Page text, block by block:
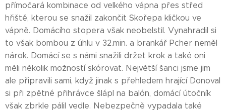
přímočará kombinace od velkého vápna přes střed
hřiště, kterou se snažil zakončit Skořepa kličkou ve
vápně. Domácího stopera však neobelstil. Vynahradil si
to však bombou z úhlu v 32.min. a brankář Pcher neměl
nárok. Domácí se s námi snažili držet krok a také oni
měli několik možností skórovat. Největší šanci jsme jim
ale připravili sami, když jinak s přehledem hrající Donoval
si při zpětné přihrávce šlápl na balón, domácí útočník
však zbrkle pálil vedle. Nebezpečně vypadala také